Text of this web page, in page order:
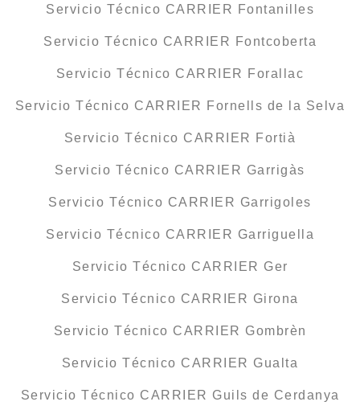
Servicio Técnico CARRIER Fontanilles
Servicio Técnico CARRIER Fontcoberta
Servicio Técnico CARRIER Forallac
Servicio Técnico CARRIER Fornells de la Selva
Servicio Técnico CARRIER Fortià
Servicio Técnico CARRIER Garrigàs
Servicio Técnico CARRIER Garrigoles
Servicio Técnico CARRIER Garriguella
Servicio Técnico CARRIER Ger
Servicio Técnico CARRIER Girona
Servicio Técnico CARRIER Gombrèn
Servicio Técnico CARRIER Gualta
Servicio Técnico CARRIER Guils de Cerdanya